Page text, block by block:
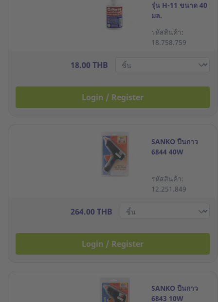
รุ่น H-11 ขนาด 40
มล.
รหัสสินค้า:
18.758.759
18.00 THB
Login / Register
SANKO ปืนกาว
6844 40W
รหัสสินค้า:
12.251.849
264.00 THB
Login / Register
SANKO ปืนกาว
6843 10W